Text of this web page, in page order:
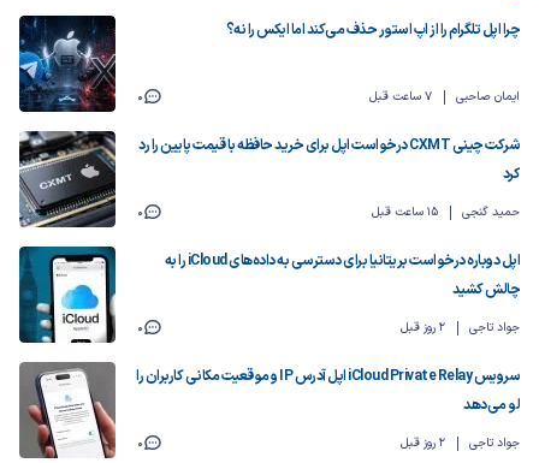
چرا اپل تلگرام را از اپ استور حذف می‌کند اما ایکس را نه؟
ایمان صاحبی 7 ساعت قبل 0
شرکت چینی CXMT درخواست اپل برای خرید حافظه با قیمت پایین را رد
کرد
حمید گنجی 15 ساعت قبل 0
اپل دوباره درخواست بریتانیا برای دسترسی به داده‌های iCloud را به
چالش کشید
جواد تاجی 2 روز قبل 0
سرویس iCloud Private Relay اپل آدرس IP و موقعیت مکانی کاربران را
لو می‌دهد
جواد تاجی 2 روز قبل 0